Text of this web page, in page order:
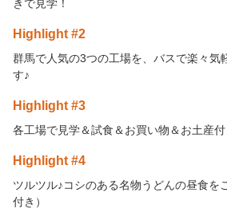
きで見学！
Highlight #2
群馬で人気の3つの工場を、バスで楽々気
す♪
Highlight #3
各工場で見学＆試食＆お買い物＆お土産付
Highlight #4
ツルツル♪コシのある名物うどんの昼食を
付き）